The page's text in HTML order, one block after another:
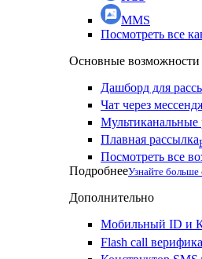
MMS
Посмотреть все
Основные возможности
Дашборд для
Чат через
Мультиканальные
Плавная рассылка
Посмотреть все
ПодробнееУзнайте больше
Дополнительно
Мобильный ID и
Flash call